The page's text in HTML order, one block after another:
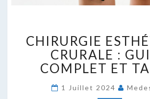
CRURALE
:
GUIDE
COMPLET
ET
CHIRURGIE
CRURALE :
COMPLET ET
1 Juillet 2024